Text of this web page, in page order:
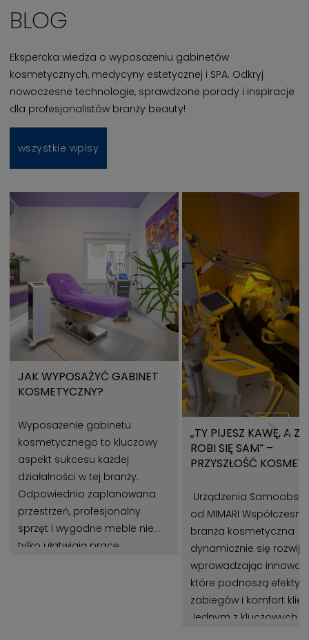
BLOG
Ekspercka wiedza o wyposażeniu gabinetów
kosmetycznych, medycyny estetycznej i SPA. Odkryj
nowoczesne technologie, sprawdzone porady i inspiracje
dla profesjonalistów branży beauty!
wszystkie wpisy
JAK WYPOSAŻYĆ GABINET
KOSMETYCZNY?
Wyposażenie gabinetu
kosmetycznego to kluczowy
aspekt sukcesu każdej
działalności w tej branży.
Odpowiednio zaplanowana
przestrzeń, profesjonalny
sprzęt i wygodne meble nie
tylko ułatwiają pracę
„TY PIJESZ KAWĘ, A
ROBI SIĘ SAM” –
PRZYSZŁOŚĆ
Urządzenia
od MIMARI Współczesna
branża kosmetyczna
dynamicznie się rozwija,
wprowadzając
które podnoszą
zabiegów i komfort
Jednym z kluczowych